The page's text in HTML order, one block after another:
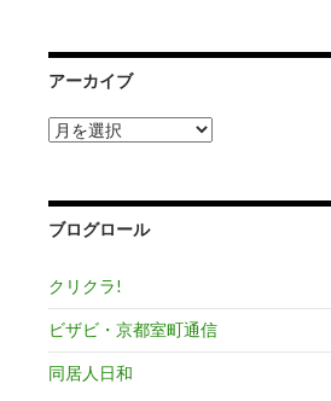
アーカイブ
ア
ー
ブ
ブログロール
クリクラ!
ビザビ・京都室町通信
同居人日和